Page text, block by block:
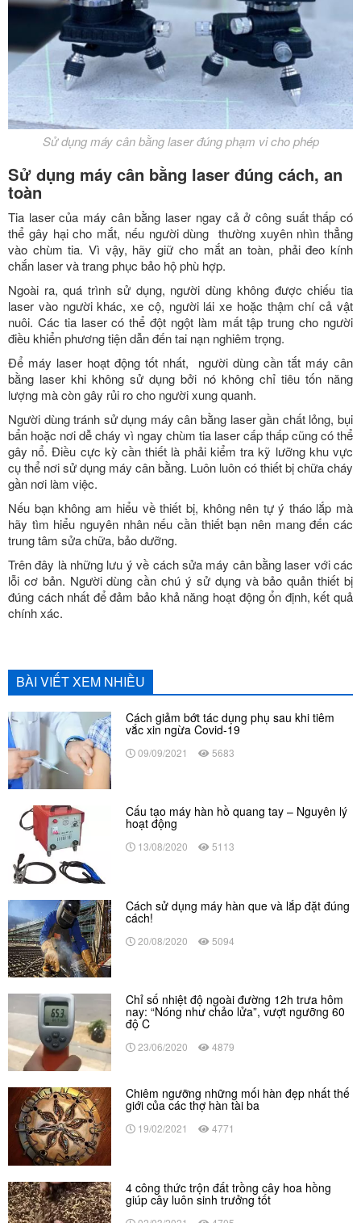
Sử dụng máy cân bằng laser đúng phạm vi cho phép
Sử dụng máy cân bằng laser đúng cách, an
toàn
Tia laser của máy cân bằng laser ngay cả ở công suất thấp có
thể gây hại cho mắt, nếu người dùng thường xuyên nhìn thẳng
vào chùm tia. Vì vậy, hãy giữ cho mắt an toàn, phải đeo kính
chắn laser và trang phục bảo hộ phù hợp.
Ngoài ra, quá trình sử dụng, người dùng không được chiếu tia
laser vào người khác, xe cộ, người lái xe hoặc thậm chí cả vật
nuôi. Các tia laser có thể đột ngột làm mất tập trung cho người
điều khiển phương tiện dẫn đến tai nạn nghiêm trọng.
Để máy laser hoạt động tốt nhất, người dùng cần tắt máy cân
bằng laser khi không sử dụng bởi nó không chỉ tiêu tốn năng
lượng mà còn gây rủi ro cho người xung quanh.
Người dùng tránh sử dụng máy cân bằng laser gần chất lỏng, bụi
bẩn hoặc nơi dễ cháy vì ngay chùm tia laser cấp thấp cũng có thể
gây nổ. Điều cực kỳ cần thiết là phải kiểm tra kỹ lưỡng khu vực
cụ thể nơi sử dụng máy cân bằng. Luôn luôn có thiết bị chữa cháy
gần nơi làm việc.
Nếu bạn không am hiểu về thiết bị, không nên tự ý tháo lắp mà
hãy tìm hiểu nguyên nhân nếu cần thiết bạn nên mang đến các
trung tâm sửa chữa, bảo dưỡng.
Trên đây là những lưu ý về cách sửa máy cân bằng laser với các
lỗi cơ bản. Người dùng cần chú ý sử dụng và bảo quản thiết bị
đúng cách nhất để đảm bảo khả năng hoạt động ổn định, kết quả
chính xác.
BÀI VIẾT XEM NHIỀU
Cách giảm bớt tác dụng phụ sau khi tiêm
vắc xin ngừa Covid-19
09/09/2021 5683
Cấu tạo máy hàn hồ quang tay – Nguyên lý
hoạt động
13/08/2020 5113
Cách sử dụng máy hàn que và lắp đặt đúng
cách!
20/08/2020 5094
Chỉ số nhiệt độ ngoài đường 12h trưa hôm
nay: “Nóng như chảo lửa”, vượt ngưỡng 60
độ C
23/06/2020 4879
Chiêm ngưỡng những mối hàn đẹp nhất thế
giới của các thợ hàn tài ba
19/02/2021 4771
4 công thức trộn đất trồng cây hoa hồng
giúp cây luôn sinh trưởng tốt